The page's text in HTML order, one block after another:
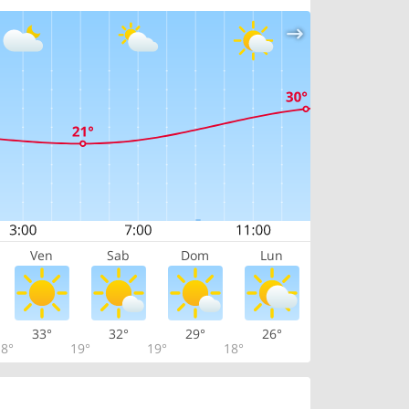
Ven Sab Dom Lun
33°
19°
32°
19°
29°
18°
26°